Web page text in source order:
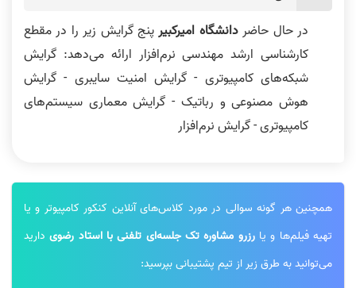
در حال حاضردانشگاه امیرکبیرپنج گرایش زیر را در مقطع
کارشناسی ارشد مهندسی نرم‌افزار ارائه می‌دهد: گرایش
شبکه‌های کامپیوتری - گرایش امنیت سایبری - گرایش
هوش مصنوعی و رباتیک - گرایش معماری سیستم‌های
کامپیوتری - گرایش نرم‌افزار
همچنین هر گونه سوالی در مورد کلاس‌های آنلاین کنکور کامپیوتر و یا
تهیه فیلم‌ها و یارزرو مشاوره تک جلسه‌ای تلفنی با استاد رضویدارید
می‌توانید به طرق زیر از تیم پشتیبانی بپرسید: